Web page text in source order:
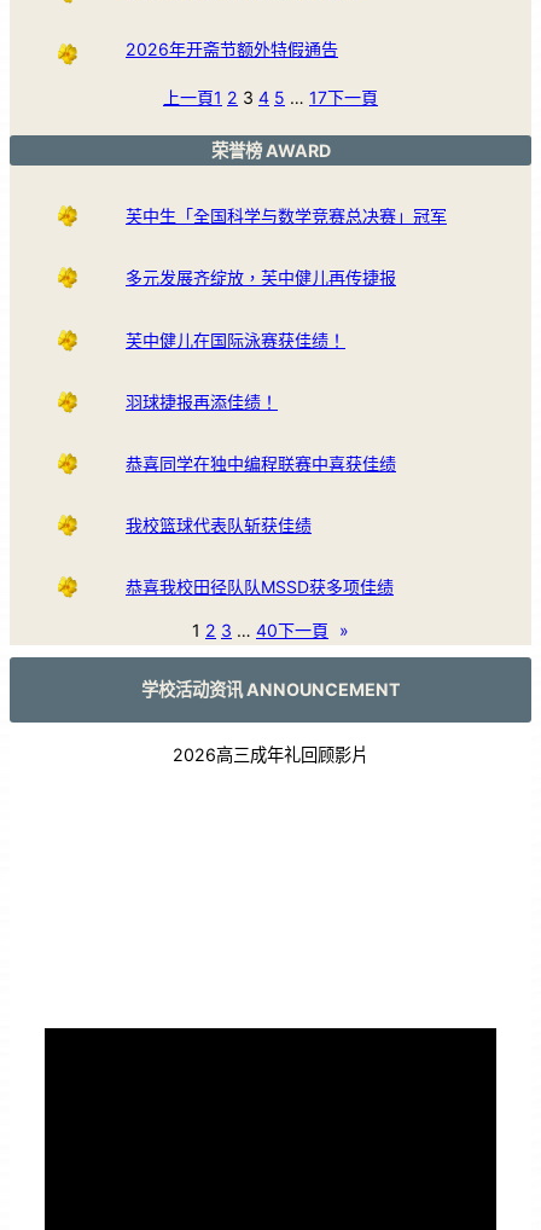
2026年开斋节额外特假通告
上一頁1 2 3 4 5 … 17下一頁
荣誉榜 AWARD
芙中生「全国科学与数学竞赛总决赛」冠军
多元发展齐绽放，芙中健儿再传捷报
芙中健儿在国际泳赛获佳绩！
羽球捷报再添佳绩！
恭喜同学在独中编程联赛中喜获佳绩
我校篮球代表队斩获佳绩
恭喜我校田径队队MSSD获多项佳绩
1 2 3 … 40下一頁 »
学校活动资讯 ANNOUNCEMENT
2026高三成年礼回顾影片